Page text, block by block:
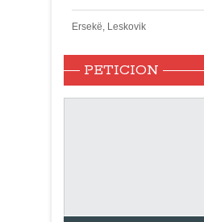
Ersekë, Leskovik
PETICION